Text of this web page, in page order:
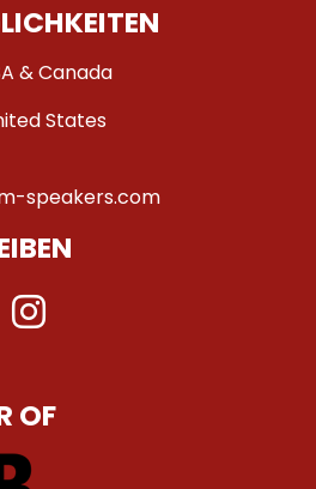
& Canada
States
speakers.com
OF